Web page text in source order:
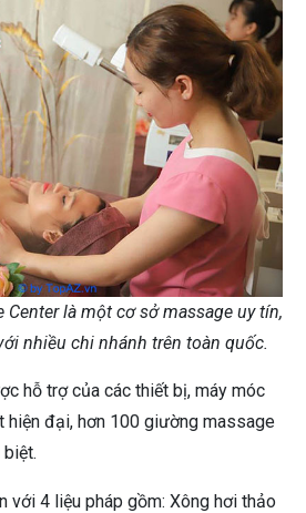
Center là một cơ sở massage uy tín,
nhiều chi nhánh trên toàn quốc.
hỗ trợ của các thiết bị, máy móc
hiện đại, hơn 100 giường massage
với 4 liệu pháp gồm: Xông hơi thảo